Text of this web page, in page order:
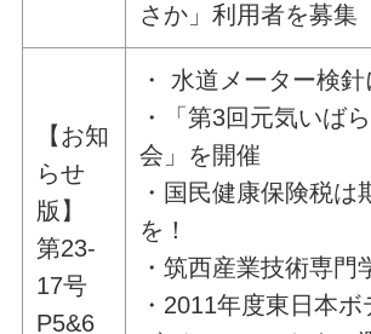
さか」利用者を募集
【お知
らせ
版】
第23-
17号
P5&6
・ 水道メーター検
・「第3回元気いば
会」を開催
・国民健康保険税は
を！
・筑西産業技術専門
・2011年度東日本ボ